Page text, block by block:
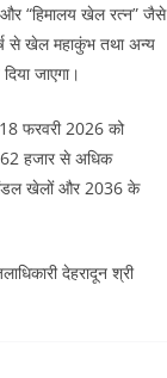
और “हिमालय खेल रत्न” जैसे
से खेल महाकुंभ तथा अन्य
जाएगा।
फरवरी 2026 को
62 हजार से अधिक
खेलों और 2036 के
देहरादून श्री